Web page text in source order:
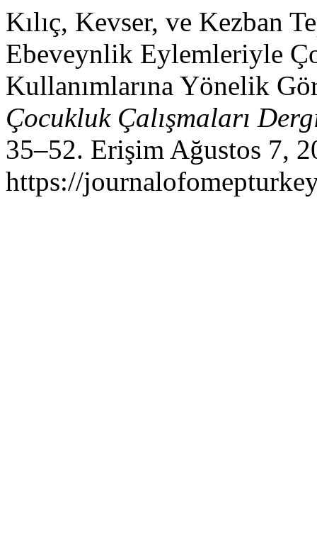
Kılıç, Kevser, ve Kezban
Ebeveynlik Eylemleriyle
Kullanımlarına Yönelik
Çocukluk Çalışmaları
35–52. Erişim Ağustos 7,
https://